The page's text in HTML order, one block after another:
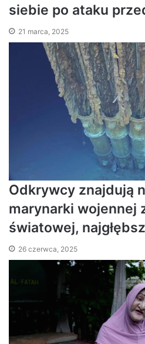
siebie po ataku
21 marca, 2025
Odkrywcy znajdują
marynarki wojennej
światowej,
26 czerwca, 2025